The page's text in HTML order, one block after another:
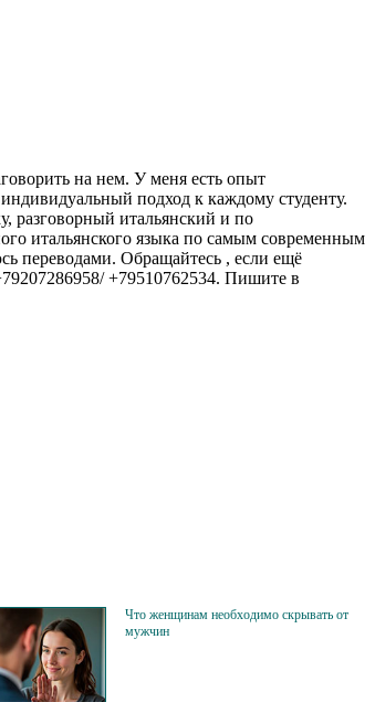
на нем. У меня есть опыт
подход к каждому студенту.
разговорный итальянский и по
итальянского языка по самым современным
переводами. Обращайтесь , если ещё
+79510762534. Пишите в
Что женщинам необходимо скрывать от
мужчин